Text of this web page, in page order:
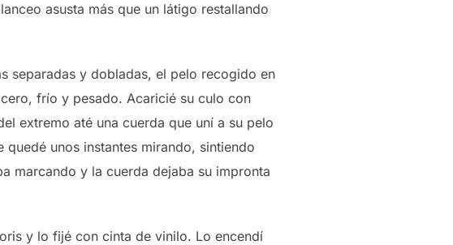
asusta más que un látigo restallando
separadas y dobladas, el pelo recogido en
frío y pesado. Acaricié su culo con
extremo até una cuerda que uní a su pelo
unos instantes mirando, sintiendo
marcando y la cuerda dejaba su impronta
y lo fijé con cinta de vinilo. Lo encendí